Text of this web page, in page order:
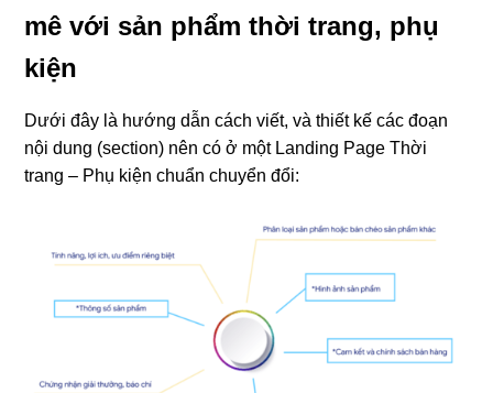
mê với sản phẩm thời trang, phụ
kiện
Dưới đây là hướng dẫn cách viết, và thiết kế các đoạn
nội dung (section) nên có ở một Landing Page Thời
trang – Phụ kiệnchuẩn chuyển đổi: